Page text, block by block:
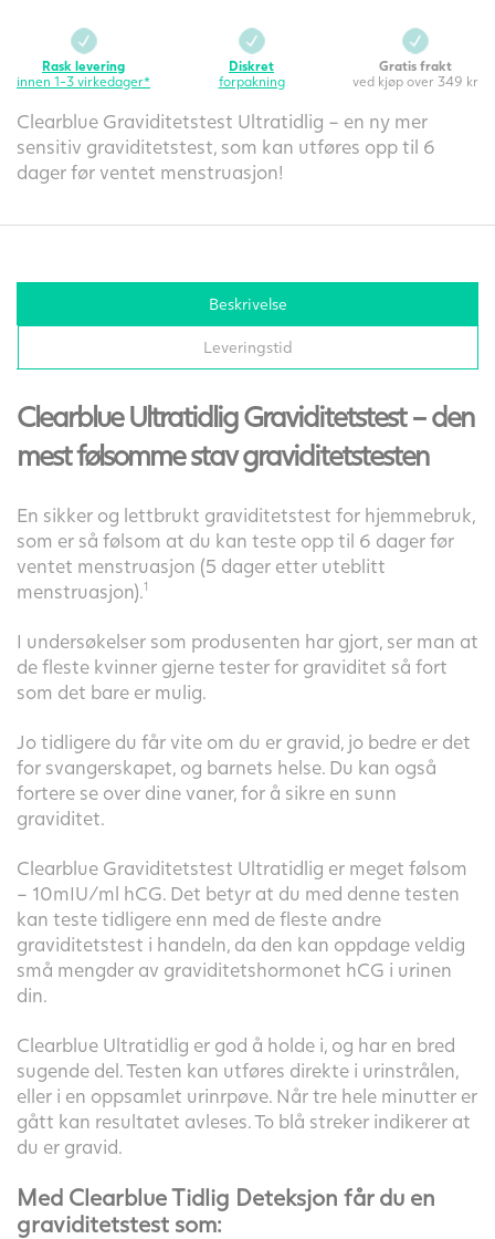
Rask levering
innen 1-3 virkedager*
Diskret
forpakning
Gratis frakt
ved kjøp over 349 kr
Clearblue Graviditetstest Ultratidlig – en ny mer
sensitiv graviditetstest, som kan utføres opp til 6
dager før ventet menstruasjon!
Beskrivelse
Leveringstid
Clearblue Ultratidlig Graviditetstest – den
mest følsomme stav graviditetstesten
En sikker og lettbrukt graviditetstest for hjemmebruk,
som er så følsom at du kan teste opp til 6 dager før
ventet menstruasjon (5 dager etter uteblitt
menstruasjon).1
I undersøkelser som produsenten har gjort, ser man at
de fleste kvinner gjerne tester for graviditet så fort
som det bare er mulig.
Jo tidligere du får vite om du er gravid, jo bedre er det
for svangerskapet, og barnets helse. Du kan også
fortere se over dine vaner, for å sikre en sunn
graviditet.
Clearblue Graviditetstest Ultratidlig er meget følsom
– 10mIU/ml hCG. Det betyr at du med denne testen
kan teste tidligere enn med de fleste andre
graviditetstest i handeln, da den kan oppdage veldig
små mengder av graviditetshormonet hCG i urinen
din.
Clearblue Ultratidlig er god å holde i, og har en bred
sugende del. Testen kan utføres direkte i urinstrålen,
eller i en oppsamlet urinrpøve. Når tre hele minutter er
gått kan resultatet avleses. To blå streker indikerer at
du er gravid.
Med Clearblue Tidlig Deteksjon får du en
graviditetstest som: